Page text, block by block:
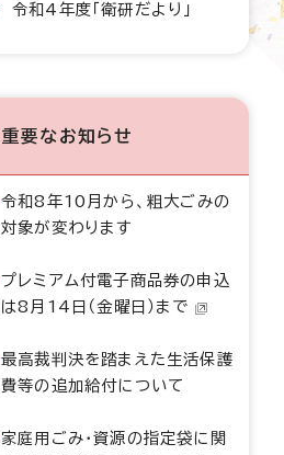
令和4年度「衛研だより」
重要なお知らせ
令和8年10月から、粗大ごみの
対象が変わります
プレミアム付電子商品券の申込
は8月14日（金曜日）まで
最高裁判決を踏まえた生活保護
費等の追加給付について
家庭用ごみ・資源の指定袋に関